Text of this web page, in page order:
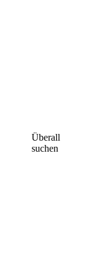
Überall
suchen